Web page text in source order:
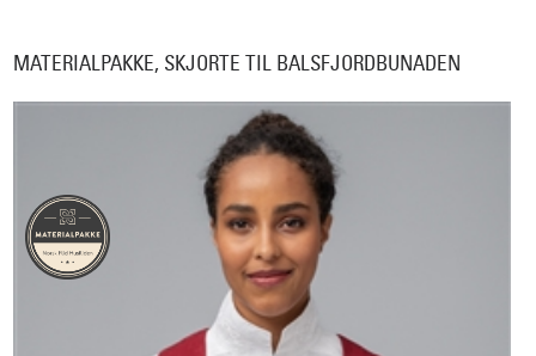
MATERIALPAKKE, SKJORTE TIL BALSFJORDBUNADEN